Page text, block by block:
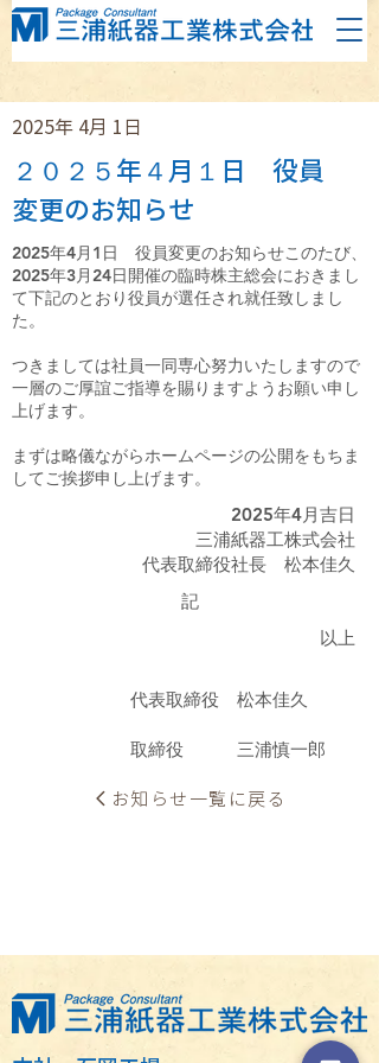
2025年 4月 1日
２０２５年４月１日 役員
変更のお知らせ
2025年4月1日 役員変更のお知らせこのたび、
2025年3月24日開催の臨時株主総会におきまし
て下記のとおり役員が選任され就任致しまし
た。
つきましては社員一同専心努力いたしますので
一層のご厚誼ご指導を賜りますようお願い申し
上げます。
まずは略儀ながらホームページの公開をもちま
してご挨拶申し上げます。
2025年4月吉日
三浦紙器工株式会社
代表取締役社長 松本佳久
記
以上
代表取締役 松本佳久
取締役 三浦慎一郎
お知らせ一覧に戻る